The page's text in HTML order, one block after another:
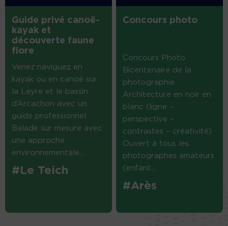
Guide privé canoë-
kayak et
découverte faune
flore
Venez naviguez en
kayak ou en canoë sur
la Leyre et le bassin
d’Arcachon avec un
guide professionnel.
Balade sur mesure avec
une approche
environnementale....
#Le Teich
Concours photo
Concours Photo
Bicentenaire de la
photographie
Architecture en noir en
blanc (ligne –
perspective –
contrastes – créativité)
Ouvert à tous les
photographes amateurs
(enfant...
#Arès